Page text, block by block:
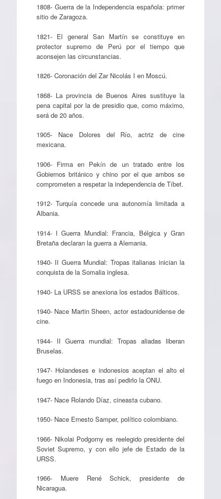
1808- Guerra de la Independencia española: primer
sitio de Zaragoza.
1821- El general San Martín se constituye en
protector supremo de Perú por el tiempo que
aconsejen las circunstancias.
1826- Coronación del Zar Nicolás I en Moscú.
1868- La provincia de Buenos Aires sustituye la
pena capital por la de presidio que, como máximo,
será de 20 años.
1905- Nace Dolores del Río, actriz de cine
mexicana.
1906- Firma en Pekín de un tratado entre los
Gobiernos británico y chino por el que ambos se
comprometen a respetar la independencia de Tíbet.
1912- Turquía concede una autonomía limitada a
Albania.
1914- I Guerra Mundial: Francia, Bélgica y Gran
Bretaña declaran la guerra a Alemania.
1940- II Guerra Mundial: Tropas italianas inician la
conquista de la Somalia inglesa.
1940- La URSS se anexiona los estados Bálticos.
1940- Nace Martin Sheen, actor estadounidense de
cine.
1944- II Guerra mundial: Tropas aliadas liberan
Bruselas.
1947- Holandeses e indonesios aceptan el alto el
fuego en Indonesia, tras así pedirlo la ONU.
1947- Nace Rolando Díaz, cineasta cubano.
1950- Nace Ernesto Samper, político colombiano.
1966- Nikolai Podgorny es reelegido presidente del
Soviet Supremo, y con ello jefe de Estado de la
URSS.
1966- Muere René Schick, presidente de
Nicaragua.